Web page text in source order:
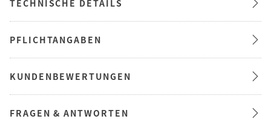
TECHNISCHE DETAILS
PFLICHTANGABEN
KUNDENBEWERTUNGEN
FRAGEN & ANTWORTEN